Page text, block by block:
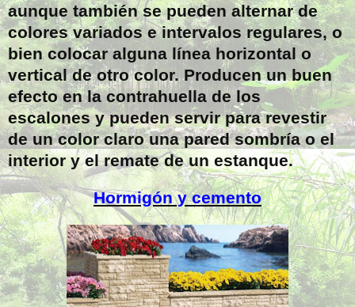
aunque también se pueden alternar de
colores variados e intervalos regulares, o
bien colocar alguna línea horizontal o
vertical de otro color. Producen un buen
efecto en la contrahuella de los
escalones y pueden servir para revestir
de un color claro una pared sombría o el
interior y el remate de un estanque.
Hormigón y cemento